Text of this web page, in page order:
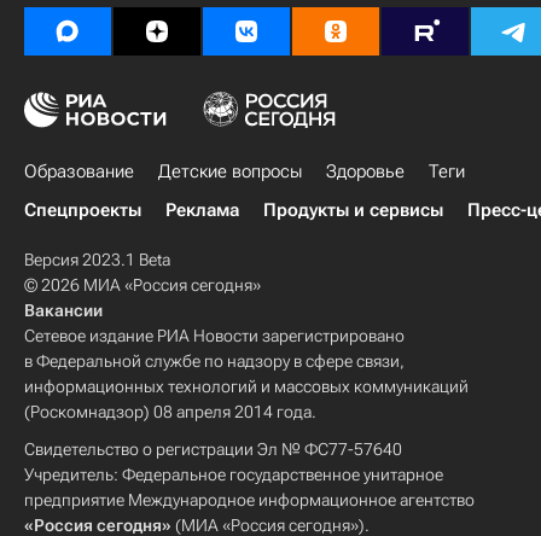
Образование Детские вопросы Здоровье
Теги
Спецпроекты
Реклама Продукты и сервисы Пресс-
Версия 2023.1 Beta
© 2026 МИА «Россия сегодня»
Вакансии
Сетевое издание РИА Новости зарегистрировано
в Федеральной службе по надзору в сфере связи,
информационных технологий и массовых коммуникаций
(Роскомнадзор) 08 апреля 2014 года.
Свидетельство о регистрации Эл № ФС77-57640
Учредитель: Федеральное государственное унитарное
предприятие Международное информационное агентство
«Россия сегодня» (МИА «Россия сегодня»).